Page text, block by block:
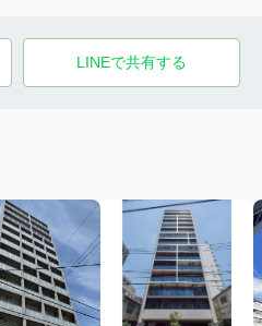
LINEで共有する